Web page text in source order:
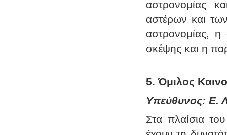
αστρονομίας
αστέρων και
αστρονομίας, η
σκέψης και η
5. Όμιλος
Υπεύθυνος: Ε.
Στα πλαίσια